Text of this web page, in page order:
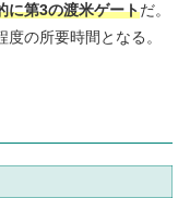
に第3の渡米ゲートだ。
の所要時間となる。